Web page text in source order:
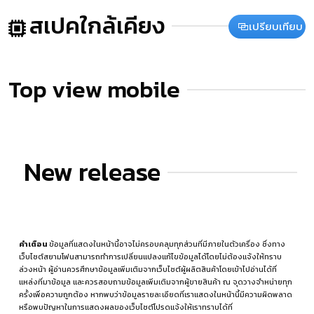
สเปคใกล้เคียง เปรียบเทียบ
Top view mobile
New release
คำเตือนข้อมูลที่แสดงในหน้านี้อาจไม่ครอบคลุมทุกส่วนที่มีภายในตัวเครื่อง ซึ่งทาง
เว็บไซต์สยามโฟนสามารถทำการเปลี่ยนแปลงแก้ไขข้อมูลได้โดยไม่ต้องแจ้งให้ทราบ
ล่วงหน้า ผู้อ่านควรศึกษาข้อมูลเพิ่มเติมจากเว็บไซต์ผู้ผลิตสินค้าโดยเข้าไปอ่านได้ที่
แหล่งที่มาข้อมูล และควรสอบถามข้อมูลเพิ่มเติมจากผู้ขายสินค้า ณ จุดวางจำหน่ายทุก
ครั้งเพื่อความถูกต้อง หากพบว่าข้อมูลรายละเอียดที่เราแสดงในหน้านี้มีความผิดพลาด
หรือพบปัญหาในการแสดงผลของเว็บไซต์โปรดแจ้งให้เราทราบได้ที่